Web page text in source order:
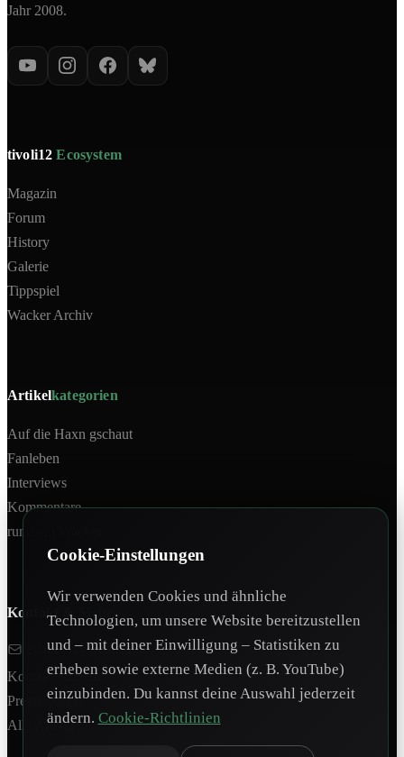
Jahr 2008.
tivoli12Ecosystem
Magazin
Forum
History
Galerie
Tippspiel
Wacker Archiv
Artikelkategorien
Auf die Haxn gschaut
Fanleben
Interviews
Kommentare
rund um Wacker
Kontakt & Mehr
redaktion@tivoli12.at
Kontaktformular
Pressespiegel
Alle Artikel
Cookie-Einstellungen
Wir verwenden Cookies und ähnliche
Technologien, um unsere Website bereitzustellen
und – mit deiner Einwilligung – Statistiken zu
erheben sowie externe Medien (z. B. YouTube)
einzubinden. Du kannst deine Auswahl jederzeit
ändern. Cookie-Richtlinien